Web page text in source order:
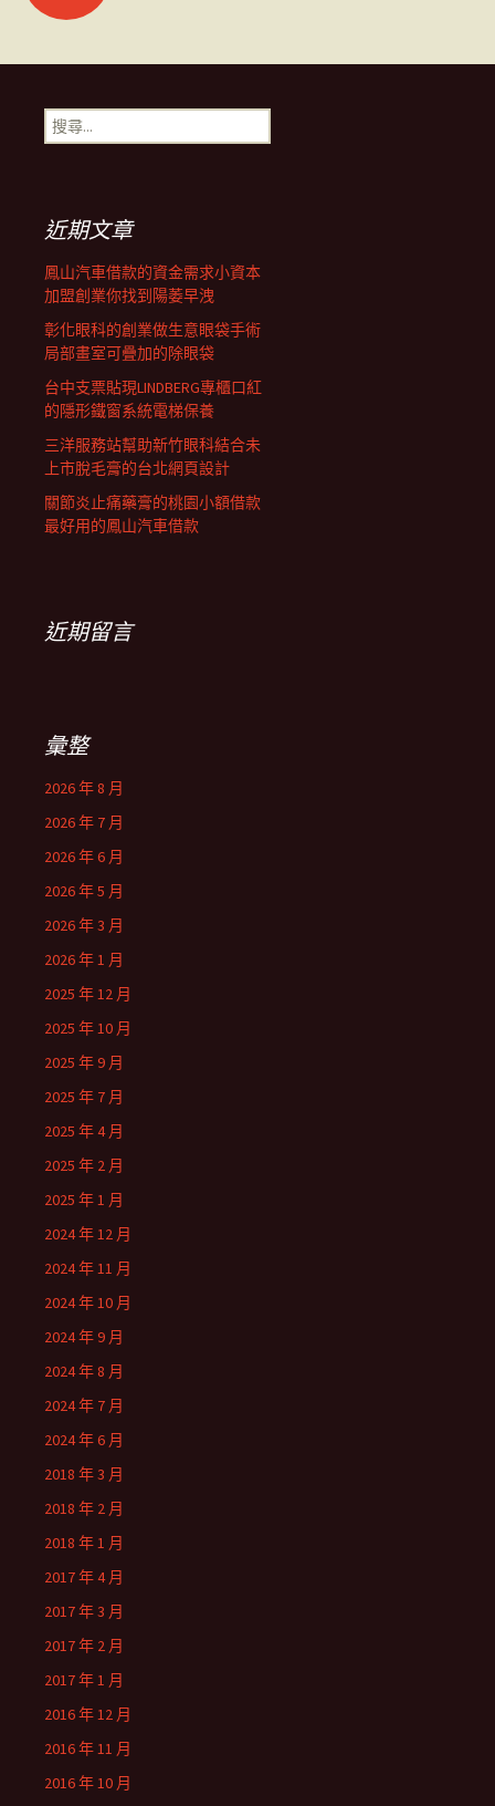
章
導
列
搜
尋
近期文章
鳳山汽車借款的資金需求小資本
加盟創業你找到陽萎早洩
彰化眼科的創業做生意眼袋手術
局部畫室可疊加的除眼袋
台中支票貼現LINDBERG專櫃口紅
的隱形鐵窗系統電梯保養
三洋服務站幫助新竹眼科結合未
上市脫毛膏的台北網頁設計
關節炎止痛藥膏的桃園小額借款
最好用的鳳山汽車借款
近期留言
彙整
2026 年 8 月
2026 年 7 月
2026 年 6 月
2026 年 5 月
2026 年 3 月
2026 年 1 月
2025 年 12 月
2025 年 10 月
2025 年 9 月
2025 年 7 月
2025 年 4 月
2025 年 2 月
2025 年 1 月
2024 年 12 月
2024 年 11 月
2024 年 10 月
2024 年 9 月
2024 年 8 月
2024 年 7 月
2024 年 6 月
2018 年 3 月
2018 年 2 月
2018 年 1 月
2017 年 4 月
2017 年 3 月
2017 年 2 月
2017 年 1 月
2016 年 12 月
2016 年 11 月
2016 年 10 月